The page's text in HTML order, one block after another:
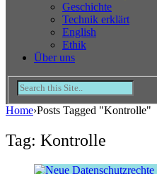
Geschichte
Technik erklärt
English
Ethik
Über uns
Home›Posts Tagged "Kontrolle"
Tag: Kontrolle